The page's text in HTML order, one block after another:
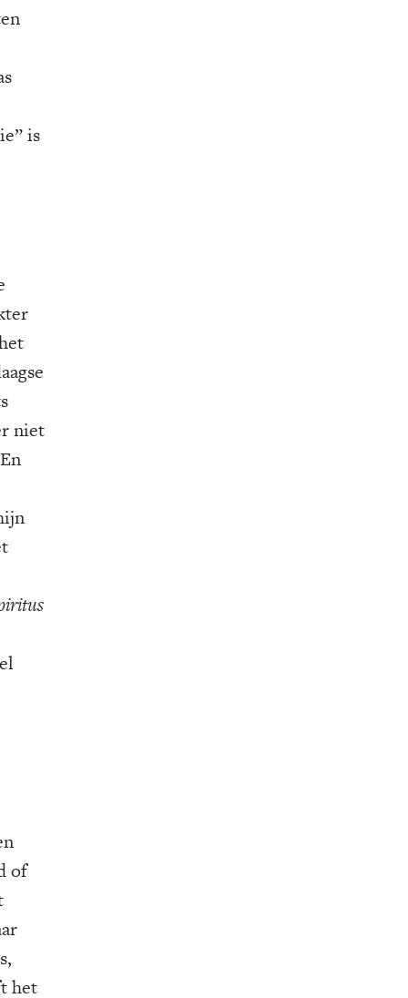
is
niet
of
het